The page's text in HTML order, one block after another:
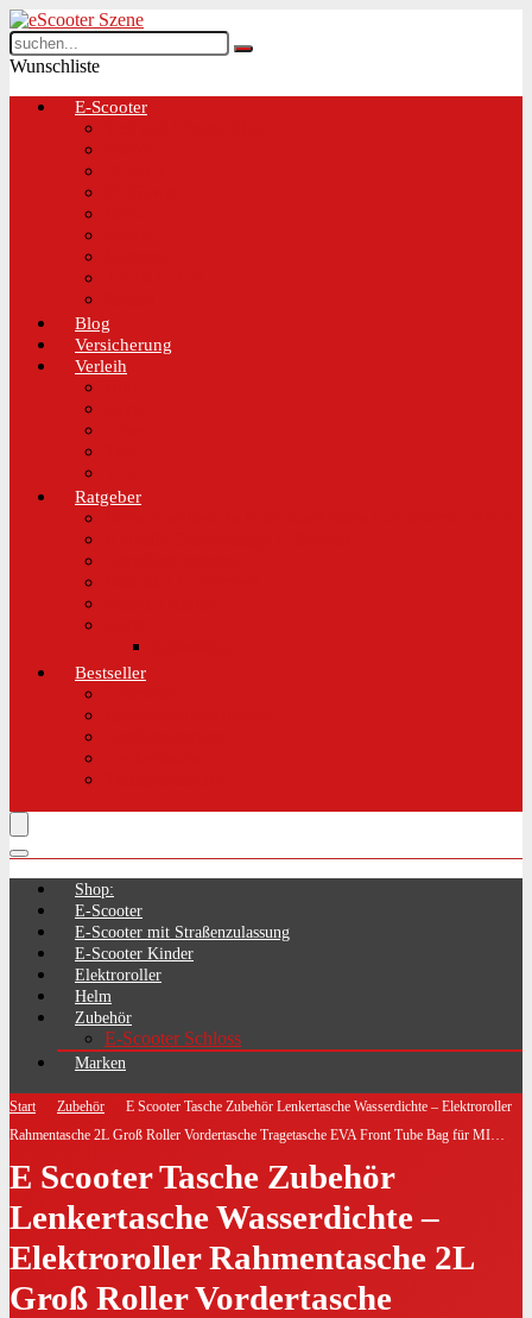
Wunschliste
E-Scooter
Blog
Versicherung
Verleih
Ratgeber
Bestseller
Shop:
E-Scooter
E-Scooter mit Straßenzulassung
E-Scooter Kinder
Elektroroller
Helm
Zubehör
E-Scooter Schloss
Marken
Start Zubehör
E Scooter Tasche Zubehör Lenkertasche Wasserdichte – Elektroroller
Rahmentasche 2L Groß Roller Vordertasche Tragetasche EVA Front Tube Bag für MI…
E Scooter Tasche Zubehör
Lenkertasche Wasserdichte –
Elektroroller Rahmentasche 2L
Groß Roller Vordertasche